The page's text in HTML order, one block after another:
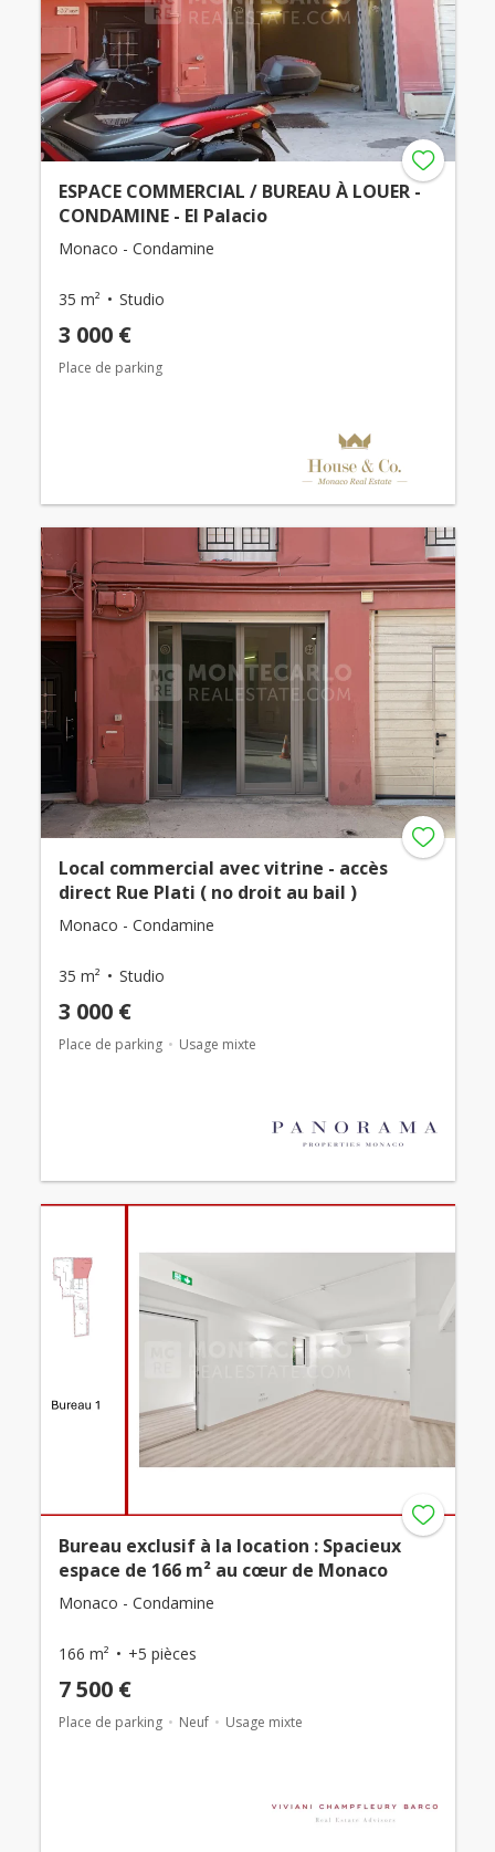
ESPACE COMMERCIAL / BUREAU À LOUER -
CONDAMINE - El Palacio
Monaco - Condamine
35 m² Studio
3 000 €
Place de parking
Local commercial avec vitrine - accès
direct Rue Plati ( no droit au bail )
Monaco - Condamine
35 m² Studio
3 000 €
Place de parking Usage mixte
Bureau exclusif à la location : Spacieux
espace de 166 m² au cœur de Monaco
Monaco - Condamine
166 m² +5 pièces
7 500 €
Place de parking Neuf Usage mixte